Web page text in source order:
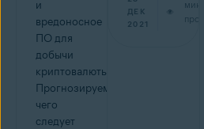
и
вредоносное
ПО для
добычи
криптовалюты.
Прогнозируем,
чего
следует
ДЕК
2021
мин